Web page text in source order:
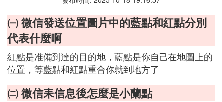
㈠ 微信發送位置圖片中的藍點和紅點分別
代表什麼啊
紅點是准備到達的目的地，藍點是你自己在地圖上的
位置，等藍點和紅點重合你就到地方了
㈡ 微信耒信息後怎麼是小蘭點